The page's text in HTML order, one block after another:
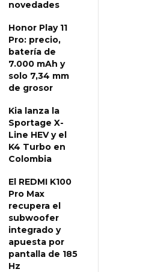
novedades
Honor Play 11
Pro: precio,
batería de
7.000 mAh y
solo 7,34 mm
de grosor
Kia lanza la
Sportage X-
Line HEV y el
K4 Turbo en
Colombia
El REDMI K100
Pro Max
recupera el
subwoofer
integrado y
apuesta por
pantalla de 185
Hz